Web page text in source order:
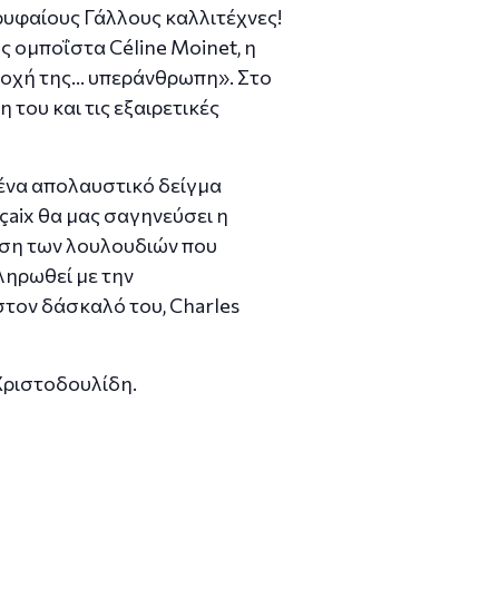
Γάλλους καλλιτέχνες!
ομποΐστα Céline Moinet, η
της… υπεράνθρωπη». Στο
και τις εξαιρετικές
απολαυστικό δείγμα
θα μας σαγηνεύσει η
των λουλουδιών που
με την
δάσκαλό του, Charles